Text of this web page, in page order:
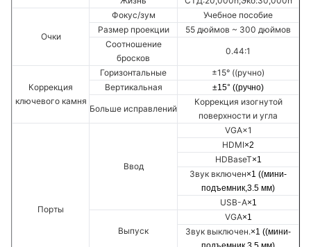
Очки
Фокус/зум
Учебное пособие
Размер проекции
55 дюймов ~ 300 дюймов
Соотношение
бросков
0.44:1
Коррекция
ключевого камня
Горизонтальные
±15° ((ручно)
Вертикальная
±15° ((ручно)
Больше исправлений
Коррекция изогнутой
поверхности и угла
Порты
Ввод
VGA×1
HDMI×2
HDBaseT×1
Звук включен×1 ((мини-
подъемник,3.5 мм)
USB-A×1
Выпуск
VGA×1
Звук выключен.×1 ((мини-